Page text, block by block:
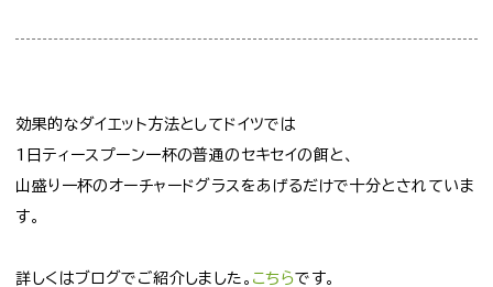
効果的なダイエット方法としてドイツでは
1日ティースプーン一杯の普通のセキセイの餌と、
山盛り一杯のオーチャードグラスをあげるだけで十分とされていま
す。
詳しくはブログでご紹介しました。 こちらです。